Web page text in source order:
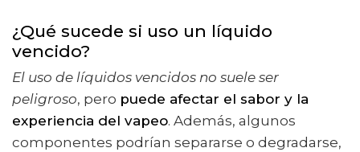
¿Qué sucede si uso un líquido
vencido?
El uso de líquidos vencidos no suele ser
peligroso, pero puede afectar el sabor y la
experiencia del vapeo. Además, algunos
componentes podrían separarse o degradarse,